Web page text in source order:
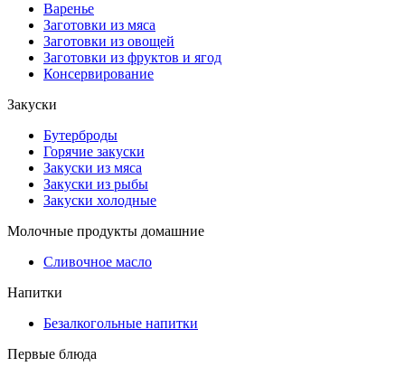
Варенье
Заготовки из мяса
Заготовки из овощей
Заготовки из фруктов и ягод
Консервирование
Закуски
Бутерброды
Горячие закуски
Закуски из мяса
Закуски из рыбы
Закуски холодные
Молочные продукты домашние
Сливочное масло
Напитки
Безалкогольные напитки
Первые блюда